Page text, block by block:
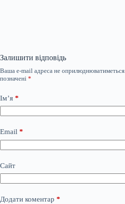
Залишити відповідь
Ваша e-mail адреса не оприлюднюватиметься.
позначені *
Ім’я *
Email *
Сайт
Додати коментар *